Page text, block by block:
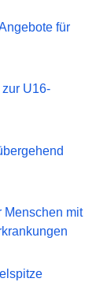
für
U16-
Menschen mit